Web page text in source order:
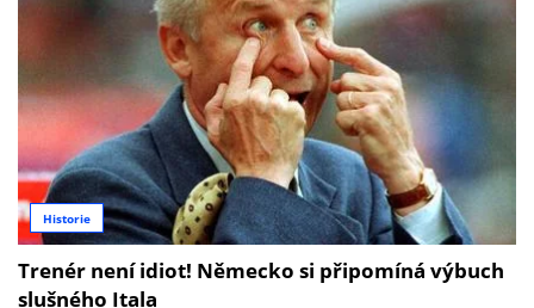
Historie
Trenér není idiot! Německo si připomíná výbuch
slušného Itala